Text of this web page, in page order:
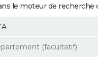
le moteur de recherche